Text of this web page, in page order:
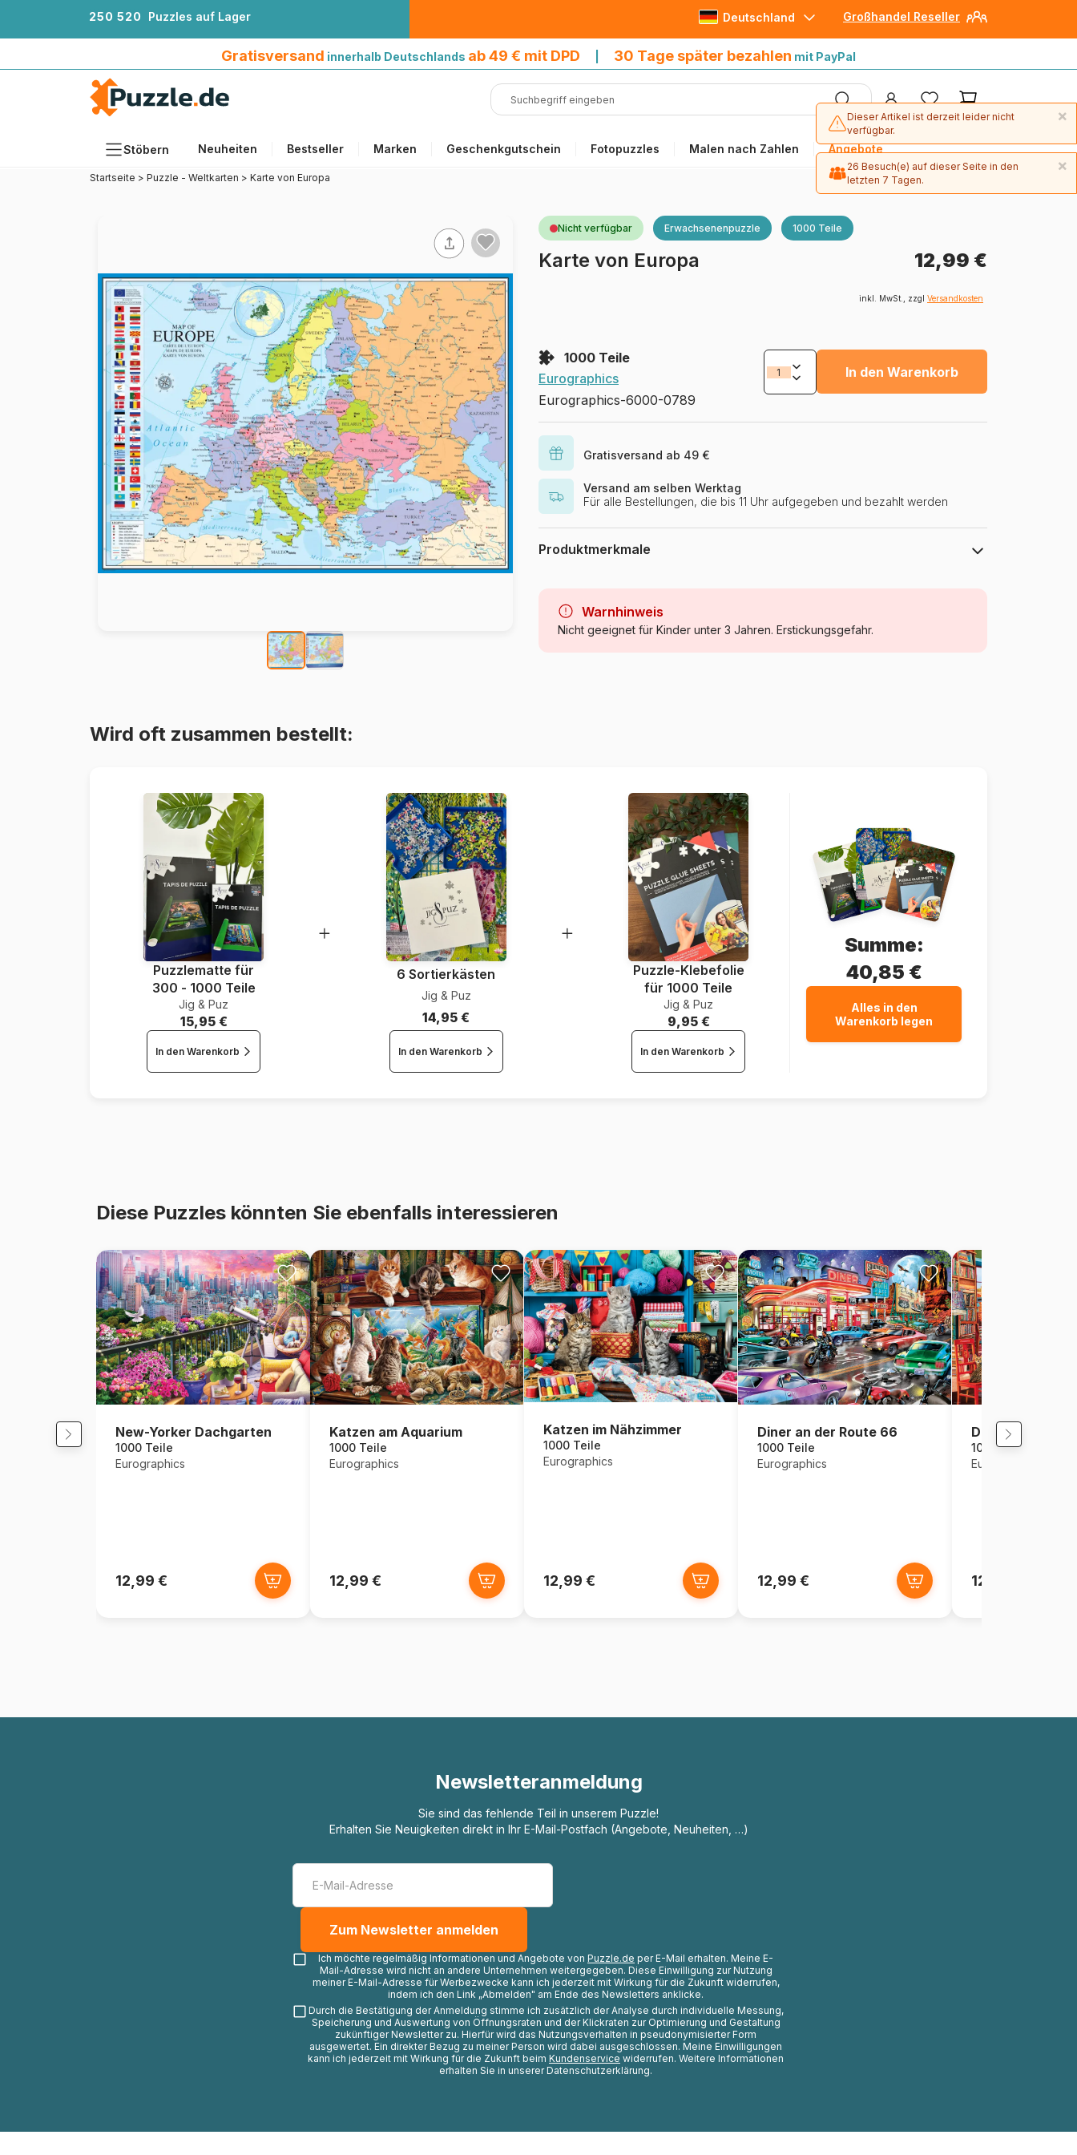
250 520 Puzzles auf Lager Großhandel Reseller
Deutschland
Gratisversand innerhalb Deutschlands ab 49 € mit DPD 30 Tage später bezahlen mit PayPal
Stöbern Neuheiten Bestseller Marken Geschenkgutschein Fotopuzzles Malen nach Zahlen Angebote
Alter
Künstlerinnen und Künstler
Zubehör
Holzpuzzles
Malen nach Zahlen
Startseite > Puzzle - Weltkarten > Karte von Europa
Nicht verfügbar Erwachsenenpuzzle 1000 Teile
Karte von Europa 12,99 €
inkl. MwSt., zzgl Versandkosten
1000 Teile
Eurographics
Eurographics-6000-0789
In den Warenkorb
Gratisversand ab 49 €
Versand am selben Werktag
Für alle Bestellungen, die bis 11 Uhr aufgegeben und bezahlt werden
Produktmerkmale
Kategorie
Alter
Puzzle für Erwachsene (500 bis 48000
Warnhinweis
Nicht geeignet für Kinder unter 3 Jahren. Erstickungsgefahr.
Wird oft zusammen bestellt:
Puzzlematte für
300 - 1000 Teile
Jig & Puz
15,95 €
In den Warenkorb
6 Sortierkästen
Jig & Puz
14,95 €
In den Warenkorb
Puzzle-Klebefolie
für 1000 Teile
Jig & Puz
9,95 €
In den Warenkorb
Summe:
40,85 €
Alles in den
Warenkorb legen
Diese Puzzles könnten Sie ebenfalls interessieren
New-Yorker Dachgarten
1000 Teile
Eurographics
12,99 €
Katzen am Aquarium
1000 Teile
Eurographics
12,99 €
Katzen im Nähzimmer
1000 Teile
Eurographics
12,99 €
Diner an der Route 66
1000 Teile
Eurographics
12,99 €
Die alte
1000 Teile
Eurographics
12,99 €
Newsletteranmeldung
Sie sind das fehlende Teil in unserem Puzzle!
Erhalten Sie Neuigkeiten direkt in Ihr E-Mail-Postfach (Angebote, Neuheiten, …)
Ich möchte regelmäßig Informationen und Angebote von Puzzle.de per E-Mail erhalten. Meine E-
Mail-Adresse wird nicht an andere Unternehmen weitergegeben. Diese Einwilligung zur Nutzung
meiner E-Mail-Adresse für Werbezwecke kann ich jederzeit mit Wirkung für die Zukunft widerrufen,
indem ich den Link „Abmelden" am Ende des Newsletters anklicke.
Durch die Bestätigung der Anmeldung stimme ich zusätzlich der Analyse durch individuelle Messung,
Speicherung und Auswertung von Öffnungsraten und der Klickraten zur Optimierung und Gestaltung
zukünftiger Newsletter zu. Hierfür wird das Nutzungsverhalten in pseudonymisierter Form
ausgewertet. Ein direkter Bezug zu meiner Person wird dabei ausgeschlossen. Meine Einwilligungen
kann ich jederzeit mit Wirkung für die Zukunft beim Kundenservice widerrufen. Weitere Informationen
erhalten Sie in unserer Datenschutzerklärung.
×
Dieser Artikel ist derzeit leider nicht
verfügbar.
×
26 Besuch(e) auf dieser Seite in den
letzten 7 Tagen.